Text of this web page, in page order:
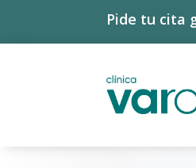
Pide tu cita